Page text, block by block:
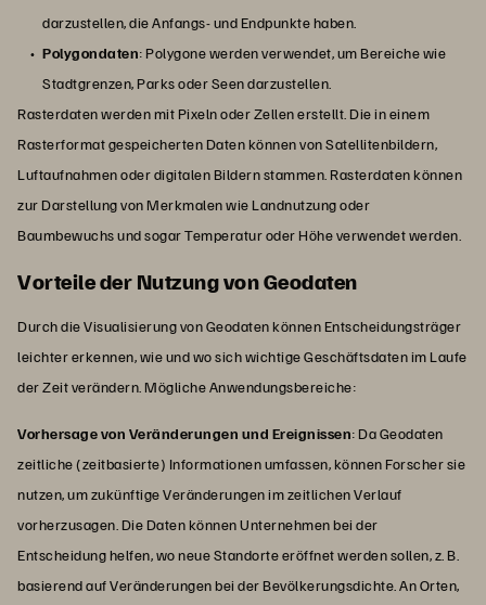
darzustellen, die Anfangs- und Endpunkte haben.
Polygondaten: Polygone werden verwendet, um Bereiche wie
Stadtgrenzen, Parks oder Seen darzustellen.
Rasterdaten werden mit Pixeln oder Zellen erstellt. Die in einem
Rasterformat gespeicherten Daten können von Satellitenbildern,
Luftaufnahmen oder digitalen Bildern stammen. Rasterdaten können
zur Darstellung von Merkmalen wie Landnutzung oder
Baumbewuchs und sogar Temperatur oder Höhe verwendet werden.
Vorteile der Nutzung von Geodaten
Durch die Visualisierung von Geodaten können Entscheidungsträger
leichter erkennen, wie und wo sich wichtige Geschäftsdaten im Laufe
der Zeit verändern. Mögliche Anwendungsbereiche:
Vorhersage von Veränderungen und Ereignissen: Da Geodaten
zeitliche (zeitbasierte) Informationen umfassen, können Forscher sie
nutzen, um zukünftige Veränderungen im zeitlichen Verlauf
vorherzusagen. Die Daten können Unternehmen bei der
Entscheidung helfen, wo neue Standorte eröffnet werden sollen, z. B.
basierend auf Veränderungen bei der Bevölkerungsdichte. An Orten,